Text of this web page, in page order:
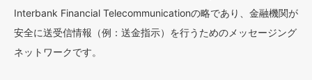
Interbank Financial Telecommunicationの略であり、金融機関が
安全に送受信情報（例：送金指示）を行うためのメッセージング
ネットワークです。